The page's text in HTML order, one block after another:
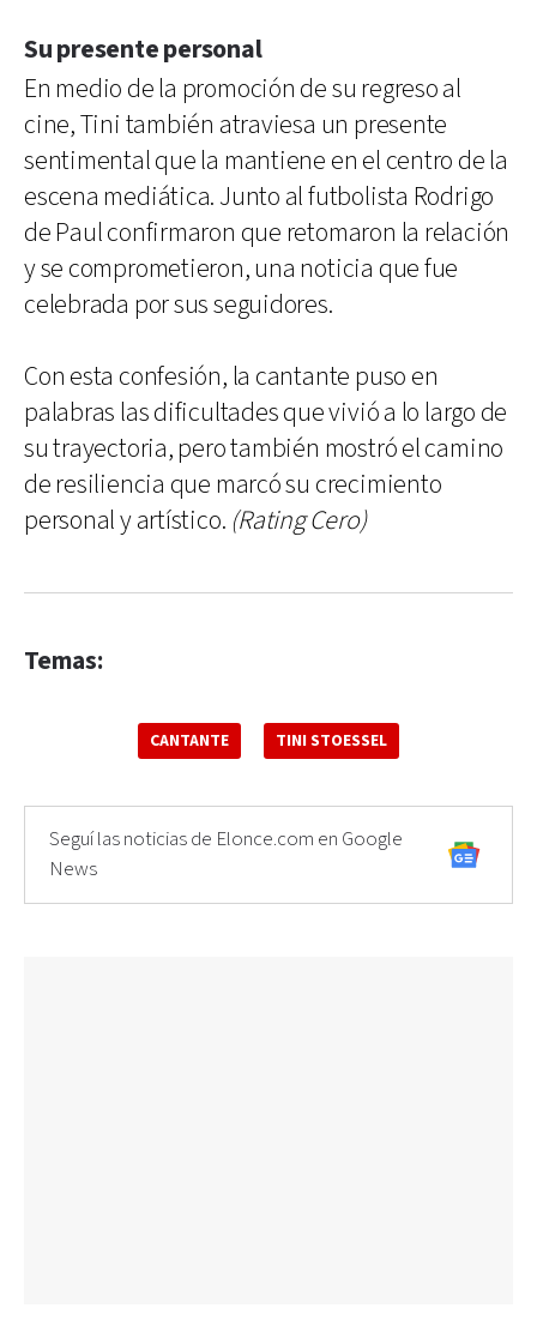
Su presente personal
En medio de la promoción de su regreso al
cine, Tini también atraviesa un presente
sentimental que la mantiene en el centro de la
escena mediática. Junto al futbolista Rodrigo
de Paul confirmaron que retomaron la relación
y se comprometieron, una noticia que fue
celebrada por sus seguidores.
Con esta confesión, la cantante puso en
palabras las dificultades que vivió a lo largo de
su trayectoria, pero también mostró el camino
de resiliencia que marcó su crecimiento
personal y artístico. (Rating Cero)
Temas:
CANTANTE TINI STOESSEL
Seguí las noticias de Elonce.com en Google
News